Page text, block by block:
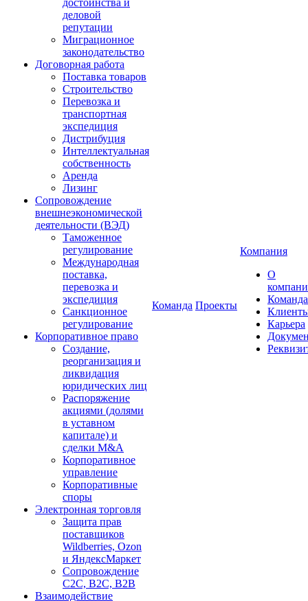
достоинства и
деловой
репутации
Миграционное
законодательство
Договорная работа
Поставка товаров
Строительство
Перевозка и
транспортная
экспедиция
Дистрибуция
Интеллектуальная
собственность
Аренда
Лизинг
Сопровождение
внешнеэкономической
деятельности (ВЭД)
Таможенное
регулирование
Международная
поставка,
перевозка и
экспедиция
Санкционное
регулирование
Корпоративное право
Создание,
реорганизация и
ликвидация
юридических лиц
Распоряжение
акциями (долями
в уставном
капитале) и
сделки M&A
Корпоративное
управление
Корпоративные
споры
Электронная торговля
Защита прав
поставщиков
Wildberries, Ozon
и ЯндексМаркет
Сопровождение
С2С, В2С, В2В
Взаимодействие
Команда Проекты
Компания
О
Команда
Карьера